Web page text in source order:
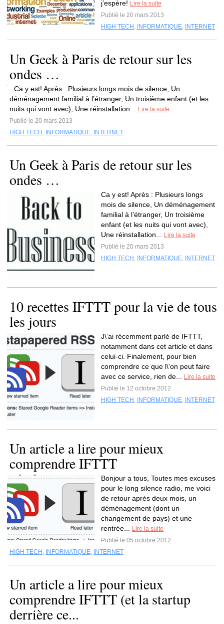
j’espère! Lire la suite
Publié le 20 mars 2013
HIGH TECH , INFORMATIQUE, INTERNET
Un Geek à Paris de retour sur les
ondes …
Ca y est! Après : Plusieurs longs mois de silence, Un
déménagement familial à l’étranger, Un troisième enfant (et les
nuits qui vont avec), Une réinstallation...
Lire la suite
Publié le 20 mars 2013
HIGH TECH , INFORMATIQUE, INTERNET
Un Geek à Paris de retour sur les
ondes …
Ca y est! Après : Plusieurs longs
mois de silence, Un déménagement
familial à l’étranger, Un troisième
enfant (et les nuits qui vont avec),
Une réinstallation...
Lire la suite
Publié le 20 mars 2013
HIGH TECH , INFORMATIQUE, INTERNET
10 recettes IFTTT pour la vie de tous
les jours
J\’ai récemment parlé de IFTTT,
notamment dans cet article et dans
celui-ci. Finalement, pour bien
comprendre ce que l\’on peut faire
avec ce service, rien de...
Lire la suite
Publié le 12 octobre 2012
HIGH TECH , INFORMATIQUE, INTERNET
Un article a lire pour mieux
comprendre IFTTT
Bonjour a tous, Toutes mes excuses
pour le long silence radio, me voici
de retour après deux mois, un
déménagement (dont un
changement de pays) et une
rentrée...
Lire la suite
Publié le 05 octobre 2012
HIGH TECH , INFORMATIQUE, INTERNET
Un article a lire pour mieux
comprendre IFTTT (et la startup
derrière ce...